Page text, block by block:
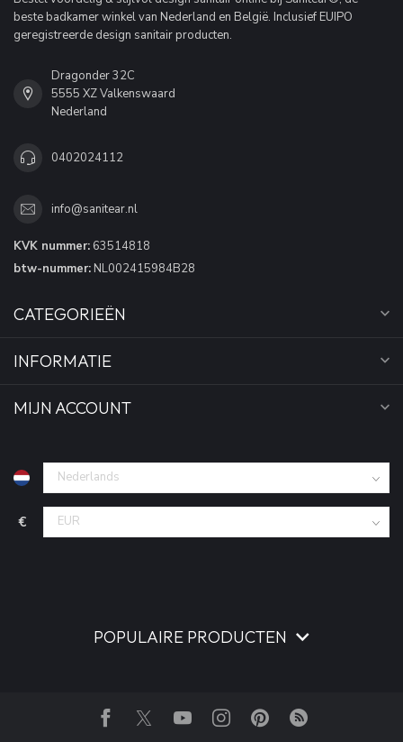
beste badkamer winkel van Nederland en België. Inclusief EUIPO
geregistreerde design sanitair producten.
Dragonder 32C
5555 XZ Valkenswaard
Nederland
0402024112
info@sanitear.nl
KVK nummer: 63514818
btw-nummer: NL002415984B28
CATEGORIEËN
INFORMATIE
MIJN ACCOUNT
€
POPULAIRE PRODUCTEN